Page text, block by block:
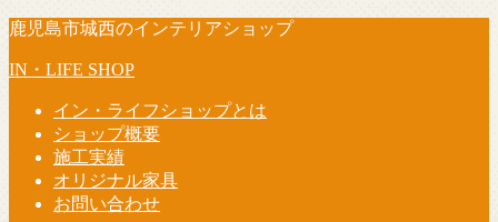
鹿児島市城西のインテリアショップ
IN・LIFE SHOP
イン・ライフショップとは
ショップ概要
施工実績
オリジナル家具
お問い合わせ